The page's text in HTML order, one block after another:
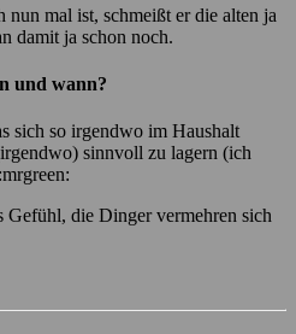
nun mal ist, schmeißt er die alten ja
damit ja schon noch.
und wann?
sich so irgendwo im Haushalt
sinnvoll zu lagern (ich
Gefühl, die Dinger vermehren sich